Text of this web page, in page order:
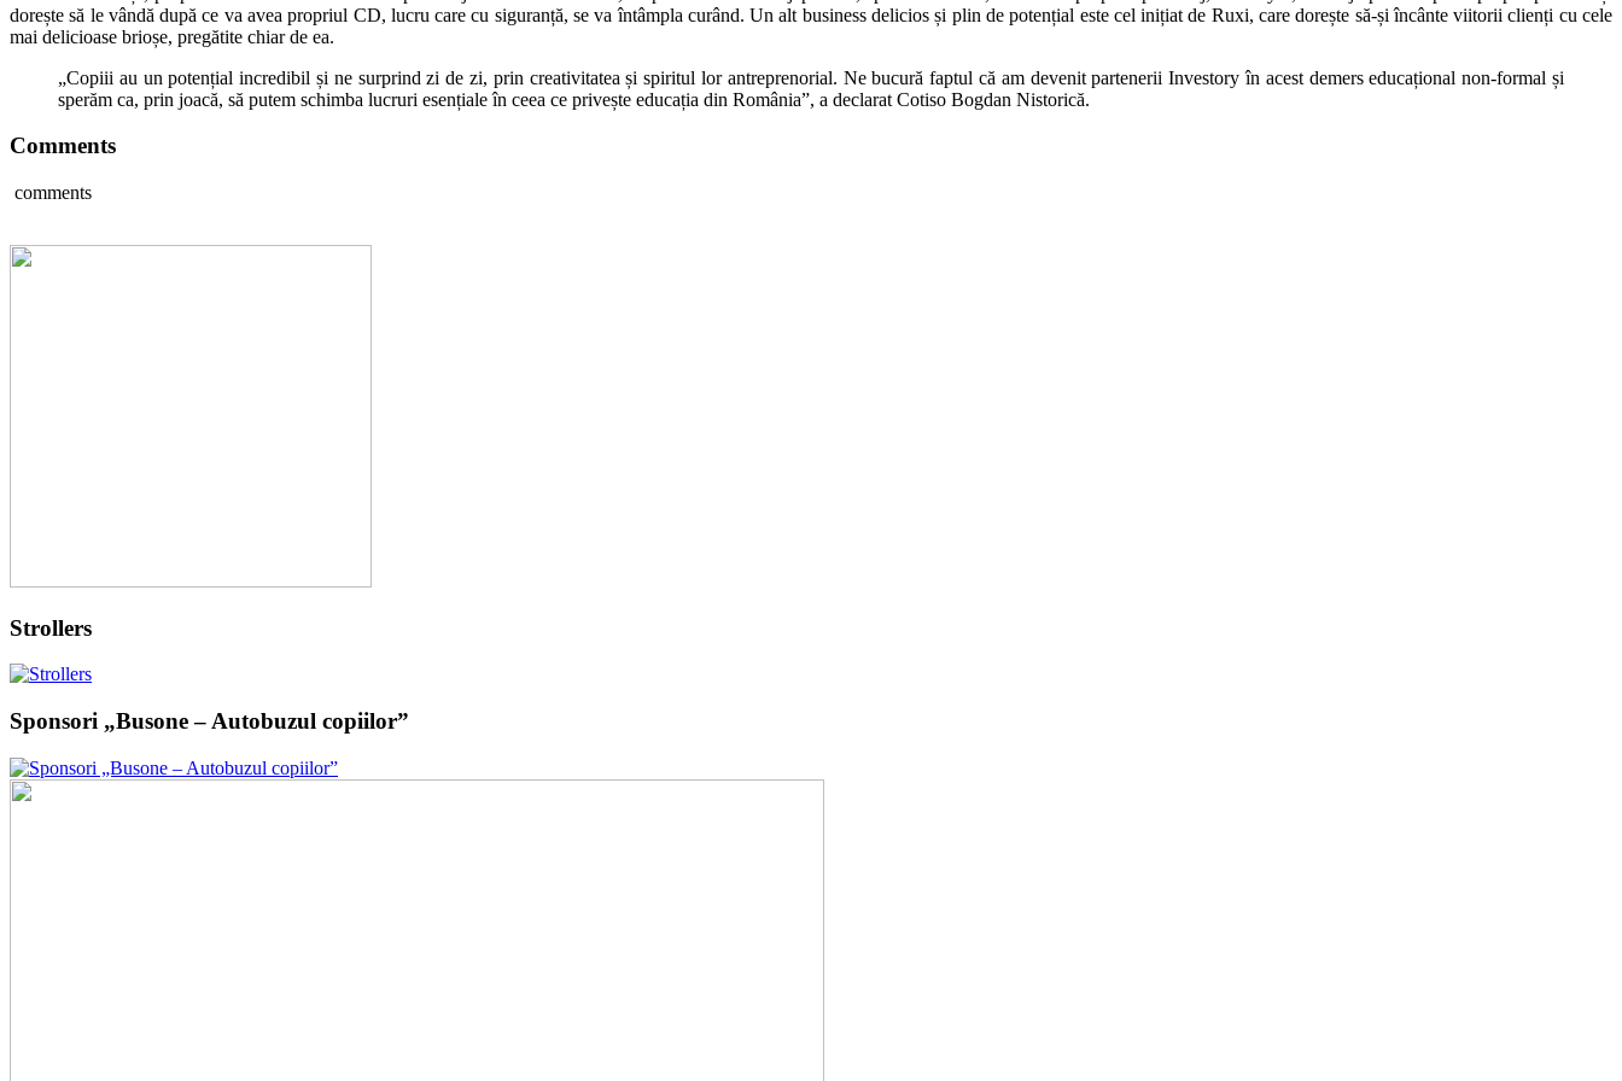
dorește să le vândă după ce va avea propriul CD, lucru care cu siguranță, se va întâmpla curând. Un alt business delicios și plin de potențial este cel inițiat de Ruxi, care dorește să-și încânte viitorii clienți cu cele
mai delicioase brioșe, pregătite chiar de ea.
„Copiii au un potențial incredibil și ne surprind zi de zi, prin creativitatea și spiritul lor antreprenorial. Ne bucură faptul că am devenit partenerii Investory în acest demers educațional non-formal și
sperăm ca, prin joacă, să putem schimba lucruri esențiale în ceea ce privește educația din România”, a declarat Cotiso Bogdan Nistorică.
Comments
comments
Strollers
Sponsori „Busone – Autobuzul copiilor”